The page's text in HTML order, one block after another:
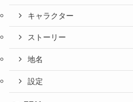
キャラクター
ストーリー
地名
設定